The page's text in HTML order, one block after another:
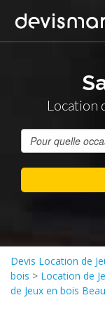
Location
Devis Location de
bois > Location de
de Jeux en bois